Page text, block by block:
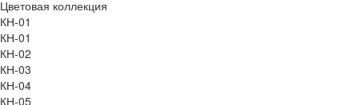
Цветовая коллекция
КН-01
КН-01
КН-02
КН-03
КН-04
КН-05